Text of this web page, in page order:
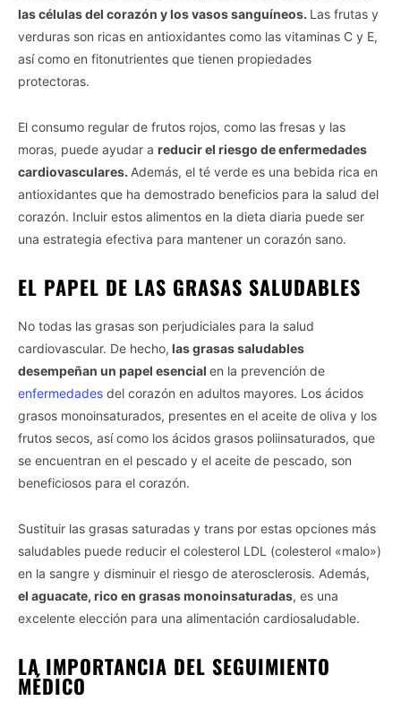
las células del corazón y los vasos sanguíneos. Las frutas y
verduras son ricas en antioxidantes como las vitaminas C y E,
así como en fitonutrientes que tienen propiedades
protectoras.
El consumo regular de frutos rojos, como las fresas y las
moras, puede ayudar a reducir el riesgo de enfermedades
cardiovasculares. Además, el té verde es una bebida rica en
antioxidantes que ha demostrado beneficios para la salud del
corazón. Incluir estos alimentos en la dieta diaria puede ser
una estrategia efectiva para mantener un corazón sano.
EL PAPEL DE LAS GRASAS SALUDABLES
No todas las grasas son perjudiciales para la salud
cardiovascular. De hecho, las grasas saludables
desempeñan un papel esencial en la prevención de
enfermedades del corazón en adultos mayores. Los ácidos
grasos monoinsaturados, presentes en el aceite de oliva y los
frutos secos, así como los ácidos grasos poliinsaturados, que
se encuentran en el pescado y el aceite de pescado, son
beneficiosos para el corazón.
Sustituir las grasas saturadas y trans por estas opciones más
saludables puede reducir el colesterol LDL (colesterol «malo»)
en la sangre y disminuir el riesgo de aterosclerosis. Además,
el aguacate, rico en grasas monoinsaturadas, es una
excelente elección para una alimentación cardiosaludable.
LA IMPORTANCIA DEL SEGUIMIENTO
MÉDICO